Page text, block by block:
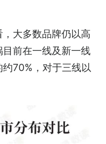
大多数品牌仍以高
前在一线及新一线
70%，对于三线以